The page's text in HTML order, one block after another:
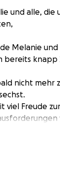
und alle, die
Melanie
bereits knapp
nicht mehr
viel Freude
Ärztin, als